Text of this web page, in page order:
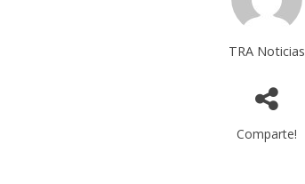
TRA Noticias
Comparte!